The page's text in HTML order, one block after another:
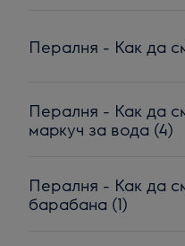
Пералня - Как да
Пералня - Как да
маркуч за вода (4)
Пералня - Как да
барабана (1)